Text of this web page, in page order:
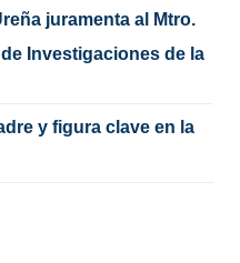
juramenta al Mtro.
Investigaciones de la
y figura clave en la